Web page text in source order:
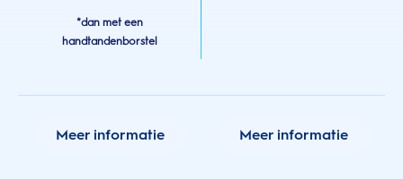
*dan met een
handtandenborstel
Meer informatie Meer informatie